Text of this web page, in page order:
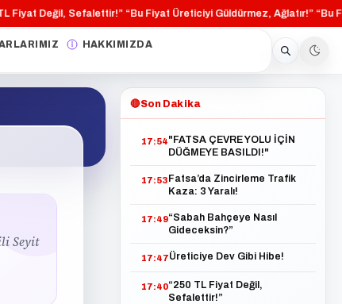
Değil, Sefalettir!”·“Bu Fiyat Üreticiyi Güldürmez, Ağlatır!”·“Bu
HAKKIMIZDA
Seyit
🔴Son Dakika
17:54"FATSA ÇEVRE YOLU İÇİN
DÜĞMEYE BASILDI!"
17:53 Fatsa’da Zincirleme Trafik
Kaza: 3 Yaralı!
17:49“Sabah Bahçeye Nasıl
Gideceksin?”
17:47Üreticiye Dev Gibi Hibe!
17:40“250 TL Fiyat Değil,
Sefalettir!”